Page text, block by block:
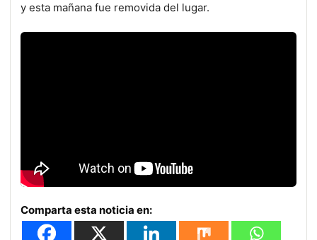
y esta mañana fue removida del lugar.
Comparta esta noticia en: